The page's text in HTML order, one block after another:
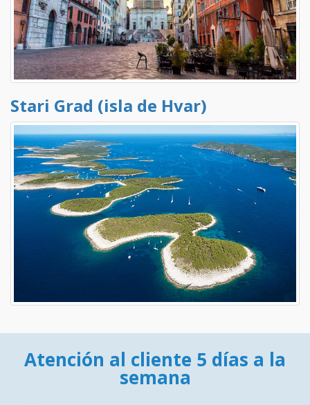
Stari Grad (isla de Hvar)
Atención al cliente 5 días a la
semana